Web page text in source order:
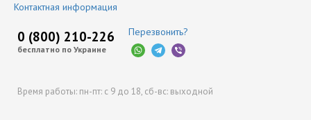
Контактная информация
0 (800) 210-226
бесплатно по Украине
Перезвонить?
Время работы: пн-пт: с 9 до 18, сб-вс: выходной